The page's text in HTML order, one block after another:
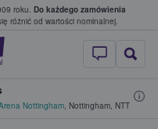
roku. Do każdego zamówienia
różnić od wartości nominalnej.
StubHub —
kupują i
Nottingham, Nottingham, NTT